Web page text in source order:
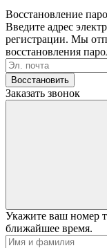
Восстановление
Введите адрес
регистрации. Мы
восстановления
Восстановить
Заказать звонок
Укажите ваш номер
ближайшее время.